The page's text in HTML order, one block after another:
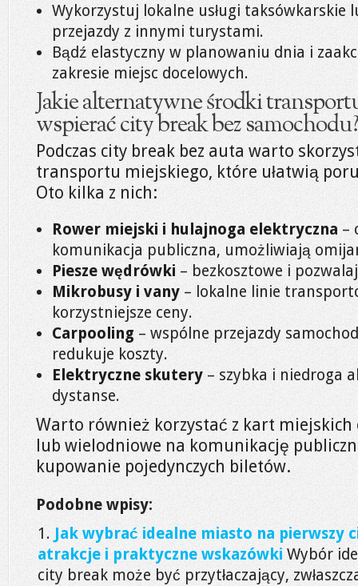
Wykorzystuj lokalne usługi taksówkarskie
przejazdy z innymi turystami.
Bądź elastyczny w planowaniu dnia i
zakresie miejsc docelowych.
Jakie alternatywne środki
wspierać city break bez samochodu?
Podczas city break bez auta warto
transportu miejskiego, które ułatwią
Oto kilka z nich:
Rower miejski i hulajnoga elektryczna –
komunikacja publiczna, umożliwiają
Piesze wędrówki – bezkosztowe i
Mikrobusy i vany – lokalne linie
korzystniejsze ceny.
Carpooling – wspólne przejazdy
redukuje koszty.
Elektryczne skutery – szybka i niedroga
dystanse.
Warto również korzystać z kart
lub wielodniowe na komunikację
kupowanie pojedynczych biletów.
Podobne wpisy:
Jak wybrać idealne miasto na pierwszy
atrakcje i praktyczne wskazówki Wybór
city break może być przytłaczający,